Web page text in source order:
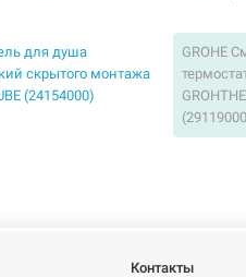
для душа
скрытого монтажа
(24154000)
GROHE
монтажаКонтакты